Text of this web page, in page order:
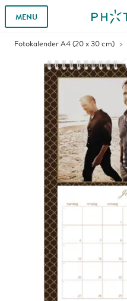
MENU
Fotokalender A4 (20 x 30 cm)